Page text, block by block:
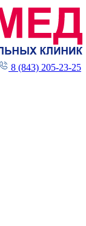
8 (843) 205-23-25